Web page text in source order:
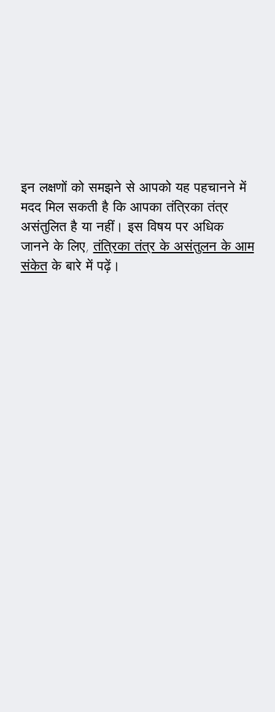
इन लक्षणों को समझने से आपको यह पहचानने में
मदद मिल सकती है कि आपका तंत्रिका तंत्र
असंतुलित है या नहीं। इस विषय पर अधिक
जानने के लिए,तंत्रिका तंत्र के असंतुलन के आम
संकेतके बारे में पढ़ें।